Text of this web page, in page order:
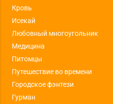
Кровь
Исекай
Любовный многоугольник
Медицина
Питомцы
Путешествие во времени
Городское фэнтези
Гурман